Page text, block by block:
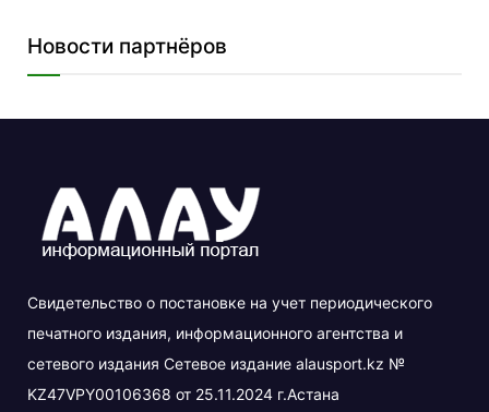
Новости партнёров
Свидетельство о постановке на учет периодического
печатного издания, информационного агентства и
сетевого издания Сетевое издание alausport.kz №
KZ47VPY00106368 от 25.11.2024 г.Астана